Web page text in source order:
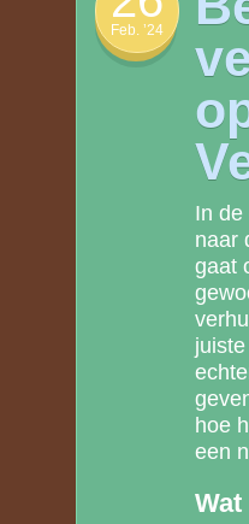
Feb. ’24
In
naar
gaat
hoe
een